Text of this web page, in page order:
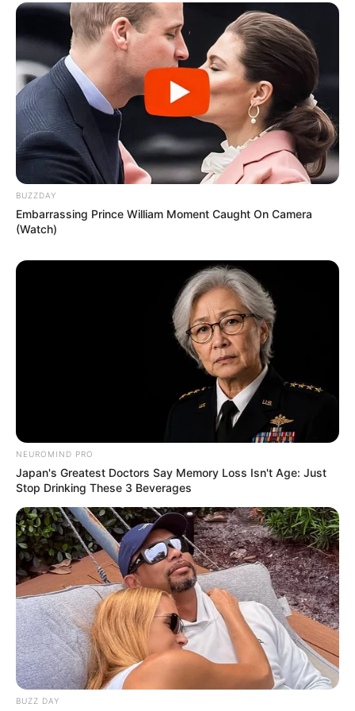
BUZZDAY
Embarrassing Prince William Moment Caught On Camera
(Watch)
NEUROMIND PRO
Japan's Greatest Doctors Say Memory Loss Isn't Age: Just
Stop Drinking These 3 Beverages
BUZZ DAY